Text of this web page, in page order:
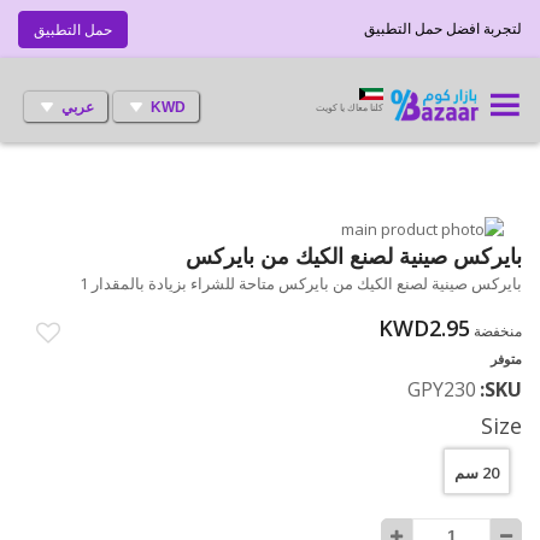
حمل التطبيق لتجربة افضل حمل التطبيق
KWD عربي كلنا معاك يا كويت
انتقل
إلى
النهاية
معرض
الصور
تخطي
إلى
بداية
معرض
بايركس صينية لصنع الكيك من بايركس
بايركس صينية لصنع الكيك من بايركس متاحة للشراء بزيادة بالمقدار 1
منخفضة KWD2.95
متوفر
SKU
GPY230
Size
20 سم